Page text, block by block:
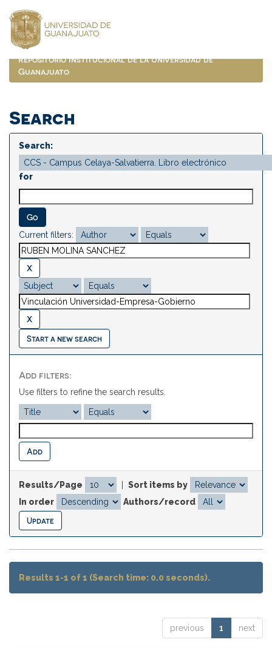
navigation
Repositorio Institucional de la Universidad de
Guanajuato
Search
Search:
for
Current filters:
Start a new search
Add filters:
Use filters to refine the search results.
Results/Page
Sort items by
In order
Authors/record
Results 1-1 of 1 (Search time: 0.0 seconds).
previous 1 next